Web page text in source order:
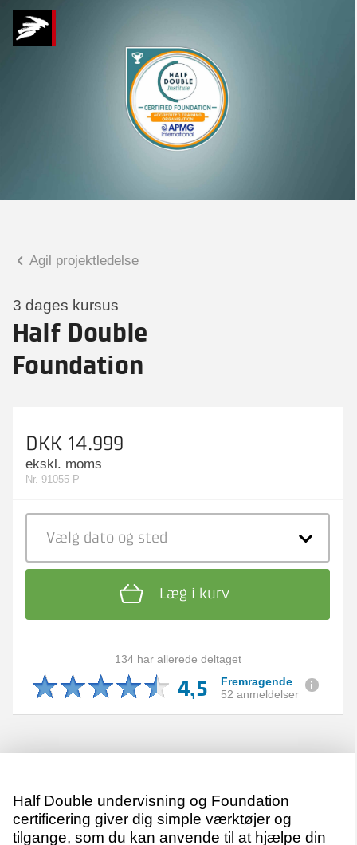
Agil projektledelse
3 dages kursus
Half Double
Foundation
DKK 14.999
ekskl. moms
Nr. 91055 P
Vælg dato og sted
Læg i kurv
134 har allerede deltaget
4,5
Fremragende
52 anmeldelser
Praktiske spørgsmål
Spørgsmål til tilmelding, forplejning,
Gitte Pedersen
dig med?
Half Double undervisning og Foundation
certificering giver dig simple værktøjer og
tilgange, som du kan anvende til at hjælpe din